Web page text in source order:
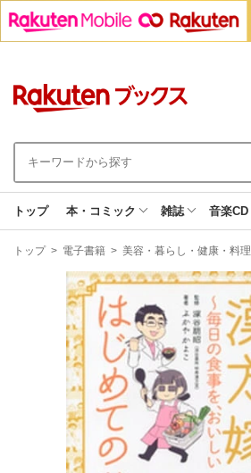
トップ 本・コミック 雑誌 音楽CD
現
トップ > 電子書籍 > 美容・暮らし・健康・料理